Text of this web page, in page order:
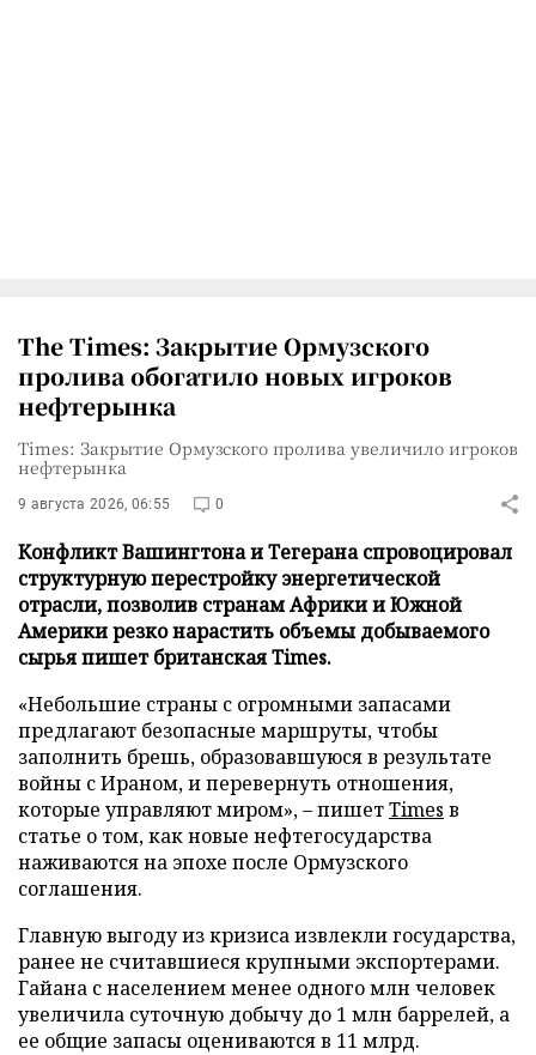
The Times: Закрытие Ормузского
пролива обогатило новых игроков
нефтерынка
Times: Закрытие Ормузского пролива увеличило игроков
нефтерынка
9 августа 2026, 06:55 0
Конфликт Вашингтона и Тегерана спровоцировал
структурную перестройку энергетической
отрасли, позволив странам Африки и Южной
Америки резко нарастить объемы добываемого
сырья пишет британская Times.
«Небольшие страны с огромными запасами
предлагают безопасные маршруты, чтобы
заполнить брешь, образовавшуюся в результате
войны с Ираном, и перевернуть отношения,
которые управляют миром», – пишетTimes в
статье о том, как новые нефтегосударства
наживаются на эпохе после Ормузского
соглашения.
Главную выгоду из кризиса извлекли государства,
ранее не считавшиеся крупными экспортерами.
Гайана с населением менее одного млн человек
увеличила суточную добычу до 1 млн баррелей, а
ее общие запасы оцениваются в 11 млрд.